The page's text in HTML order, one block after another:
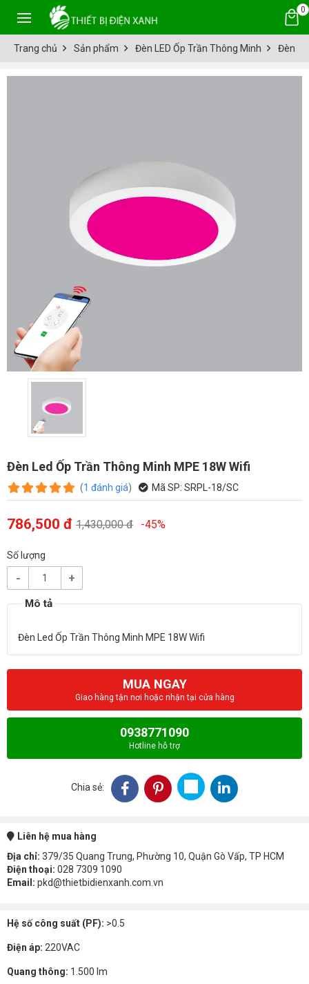
0
Trang chủ Sản phẩm Đèn LED Ốp Trần Thông Minh Đèn
Đèn Led Ốp Trần Thông Minh MPE 18W Wifi
(1 đánh giá) Mã SP: SRPL-18/SC
786,500 đ 1,430,000 đ -45%
Số lượng
- +
MUA NGAY
Giao hàng tận nơi hoặc nhận tại cửa hàng
0938771090
Hotline hỗ trợ
Chia sẻ:
Liên hệ mua hàng
Địa chỉ: 379/35 Quang Trung, Phường 10, Quận Gò Vấp, TP HCM
Điện thoại: 028 7309 1090
Email: pkd@thietbidienxanh.com.vn
Hệ số công suất (PF): >0.5
Điện áp: 220VAC
Quang thông: 1.500 lm